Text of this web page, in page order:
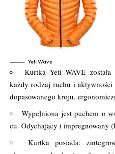
Yeti Wave
Kurtka Yeti WAVE
każdy rodzaj ruchu i aktywności
dopasowanego kroju,
Wypełniona jest puchem o
cu. Odychający i impregnowany
Kurtka posiada: